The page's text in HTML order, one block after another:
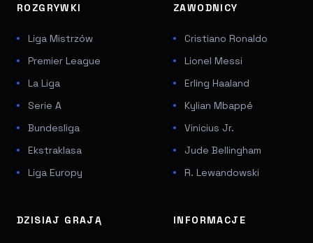
ROZGRYWKI
Liga Mistrzów
Premier League
La Liga
Serie A
Bundesliga
Ekstraklasa
Liga Europy
ZAWODNICY
Cristiano Ronaldo
Lionel Messi
Erling Haaland
Kylian Mbappé
Vinicius Jr.
Jude Bellingham
R. Lewandowski
DZISIAJ GRAJĄ INFORMACJE